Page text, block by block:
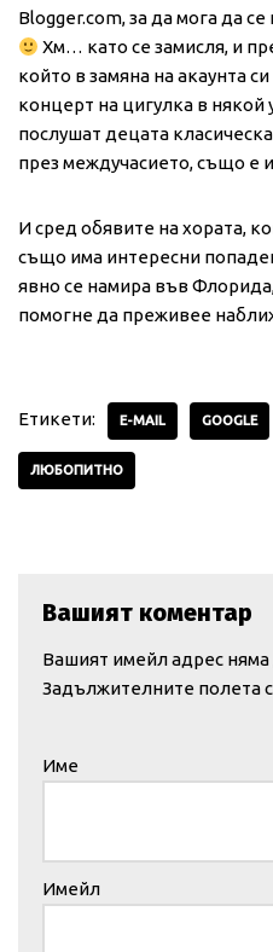
Blogger.com, за да мога да
Хм… като се замисля, и
който в замяна на акаунта
концерт на цигулка в
послушат децата
през междучасието, също е
И сред обявите на хората,
също има интересни
явно се намира във
помогне да преживее
Етикети: E-MAIL GOOGLE
ЛЮБОПИТНО
Вашият коментар
Вашият имейл адрес
Задължителните полета
Име
Имейл